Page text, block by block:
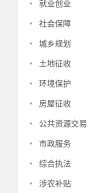
就业创业
· 社会保障
· 城乡规划
· 土地征收
· 环境保护
· 房屋征收
· 公共资源交易
· 市政服务
· 综合执法
· 涉农补贴